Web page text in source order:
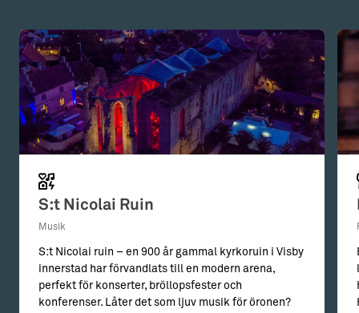
S:t Nicolai Ruin
Musik
S:t Nicolai ruin – en 900 år gammal kyrkoruin i Visby
innerstad har förvandlats till en modern arena,
perfekt för konserter, bröllopsfester och
konferenser. Låter det som ljuv musik för öronen?